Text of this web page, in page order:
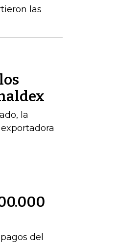
las
la
del